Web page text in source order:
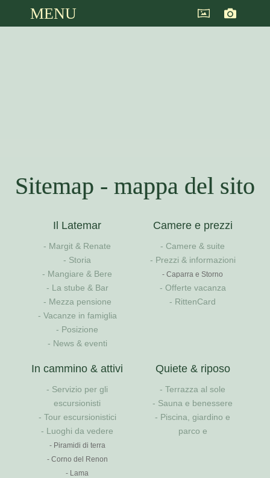
MENU
Sitemap - mappa del sito
Il Latemar
Margit & Renate
Storia
Mangiare & Bere
La stube & Bar
Mezza pensione
Vacanze in famiglia
Posizione
News & eventi
Camere e prezzi
Camere & suite
Prezzi & informazioni
Caparra e Storno
Offerte vacanza
RittenCard
In cammino & attivi
Servizio per gli
escursionisti
Tour escursionistici
Luoghi da vedere
Piramidi di terra
Corno del Renon
Lama
Quiete & riposo
Terrazza al sole
Sauna e benessere
Piscina, giardino e
parco e